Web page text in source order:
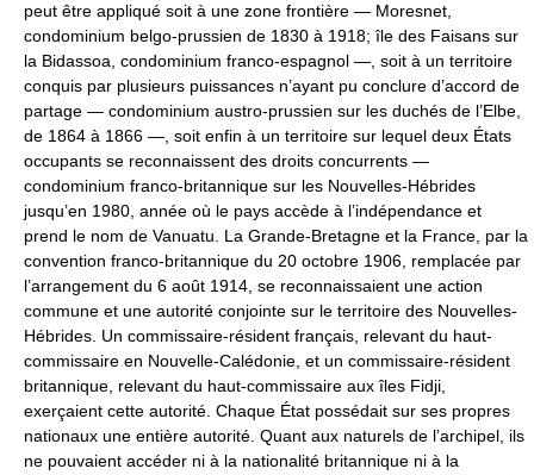
peut être appliqué soit à une zone frontière — Moresnet,
condominium belgo-prussien de 1830 à 1918; île des Faisans sur
la Bidassoa, condominium franco-espagnol —, soit à un territoire
conquis par plusieurs puissances n’ayant pu conclure d’accord de
partage — condominium austro-prussien sur les duchés de l’Elbe,
de 1864 à 1866 —, soit enfin à un territoire sur lequel deux États
occupants se reconnaissent des droits concurrents —
condominium franco-britannique sur les Nouvelles-Hébrides
jusqu’en 1980, année où le pays accède à l’indépendance et
prend le nom de Vanuatu. La Grande-Bretagne et la France, par la
convention franco-britannique du 20 octobre 1906, remplacée par
l’arrangement du 6 août 1914, se reconnaissaient une action
commune et une autorité conjointe sur le territoire des Nouvelles-
Hébrides. Un commissaire-résident français, relevant du haut-
commissaire en Nouvelle-Calédonie, et un commissaire-résident
britannique, relevant du haut-commissaire aux îles Fidji,
exerçaient cette autorité. Chaque État possédait sur ses propres
nationaux une entière autorité. Quant aux naturels de l’archipel, ils
ne pouvaient accéder ni à la nationalité britannique ni à la